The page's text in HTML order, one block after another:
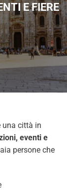
E FIERE
una città in
eventi e
persone che